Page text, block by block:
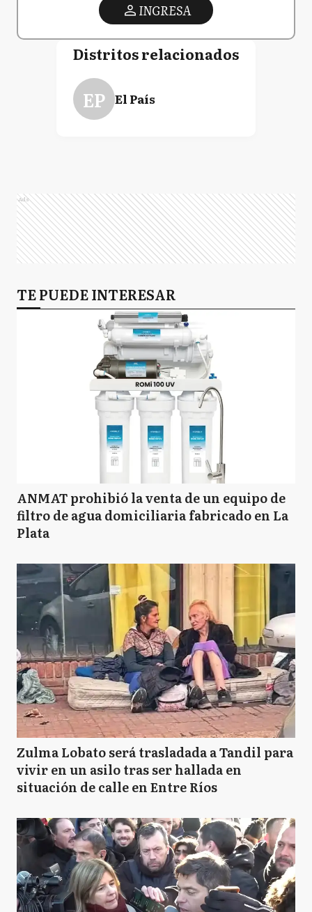
INGRESA
Distritos relacionados
EP El País
Ads
TE PUEDE INTERESAR
ANMAT prohibió la venta de un equipo de
filtro de agua domiciliaria fabricado en La
Plata
Zulma Lobato será trasladada a Tandil para
vivir en un asilo tras ser hallada en
situación de calle en Entre Ríos